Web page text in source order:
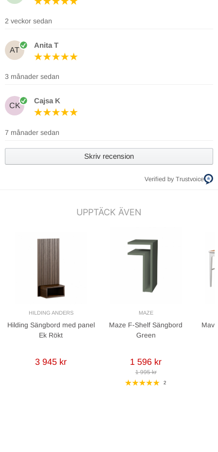
2 veckor sedan
AT
Anita T
3 månader sedan
CK
Cajsa K
7 månader sedan
Skriv recension
Verified by Trustvoice
UPPTÄCK ÄVEN
HILDING ANDERS
Hilding Sängbord med panel
Ek Rökt
3 945 kr
MAZE
Maze F-Shelf Sängbord
Green
1 596 kr
1 995 kr
2